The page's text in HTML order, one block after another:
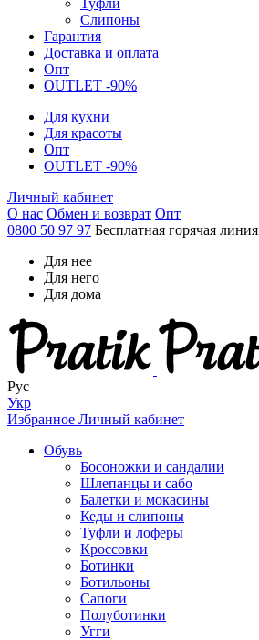
Туфли
Слипоны
Гарантия
Доставка и оплата
Опт
OUTLET -90%
Для кухни
Для красоты
Опт
OUTLET -90%
Личный кабинет
О нас Обмен и возврат Опт
0800 50 97 97 Бесплатная горячая линия
Для нее
Для него
Для дома
Рус
Укр
Избранное Личный кабинет
Обувь
Босоножки и сандалии
Шлепанцы и сабо
Балетки и мокасины
Кеды и слипоны
Туфли и лоферы
Кроссовки
Ботинки
Ботильоны
Сапоги
Полуботинки
Угги